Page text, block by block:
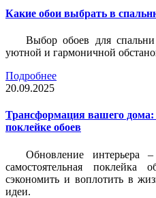
Какие обои выбрать в
Выбор обоев для
уютной и гармоничной
Подробнее
20.09.2025
Трансформация вашего дома:
поклейке обоев
Обновление интерьера
самостоятельная
сэкономить и воплотить в
идеи.